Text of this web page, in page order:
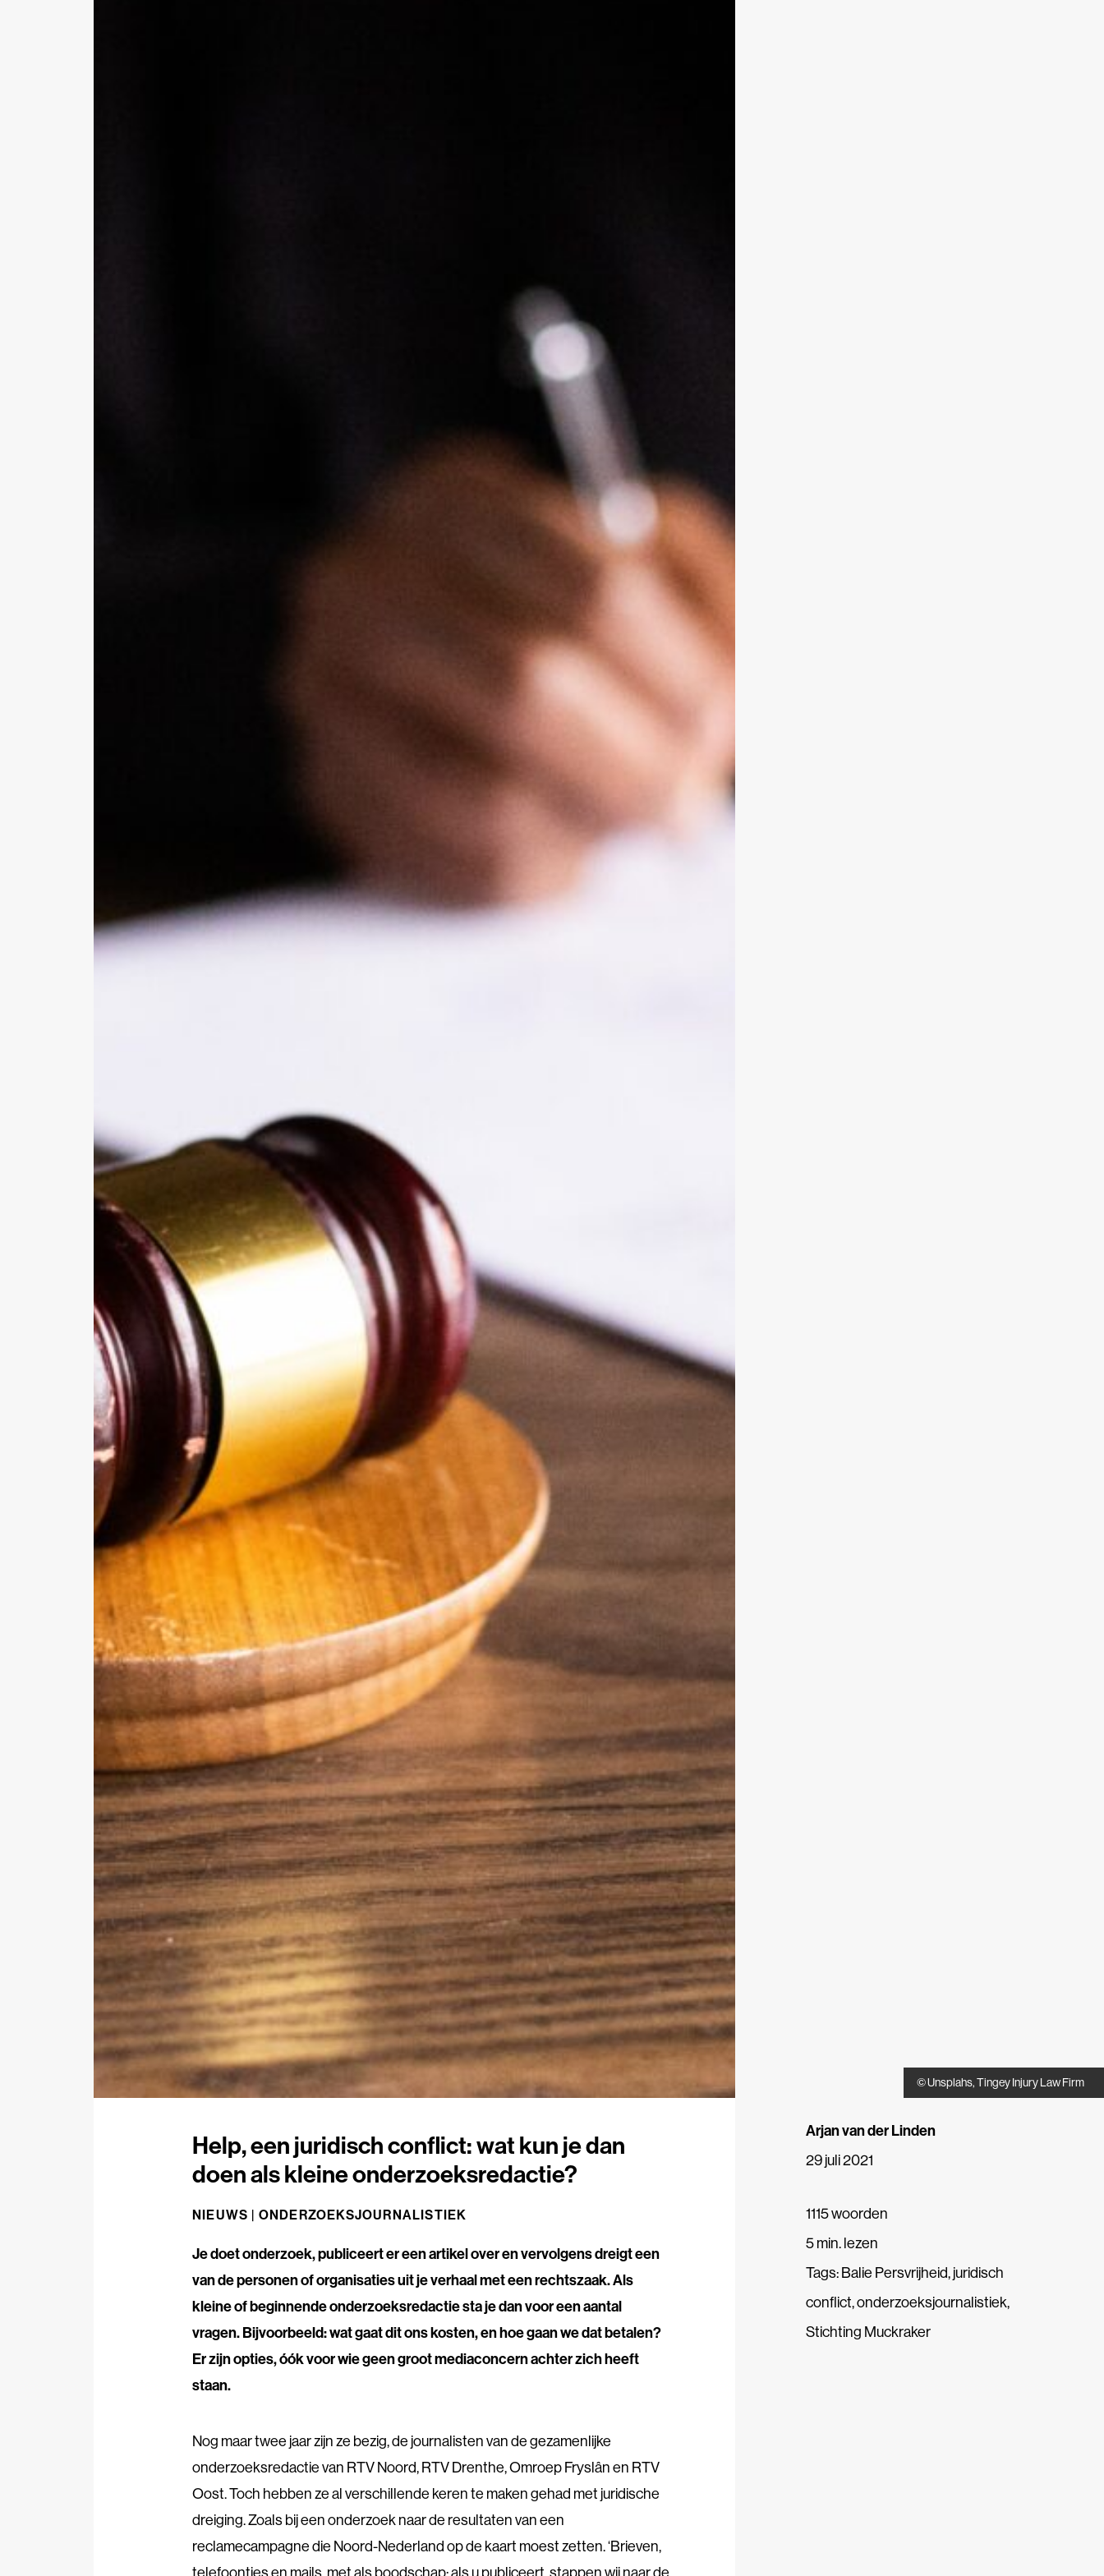
© Unsplahs, Tingey Injury Law Firm
Help, een juridisch conflict: wat kun je dan
doen als kleine onderzoeksredactie?
NIEUWS | ONDERZOEKSJOURNALISTIEK
Je doet onderzoek, publiceert er een artikel over en vervolgens dreigt een
van de personen of organisaties uit je verhaal met een rechtszaak. Als
kleine of beginnende onderzoeksredactie sta je dan voor een aantal
vragen. Bijvoorbeeld: wat gaat dit ons kosten, en hoe gaan we dat betalen?
Er zijn opties, óók voor wie geen groot mediaconcern achter zich heeft
staan.
Nog maar twee jaar zijn ze bezig, de journalisten van de gezamenlijke
onderzoeksredactie van RTV Noord, RTV Drenthe, Omroep Fryslân en RTV
Oost. Toch hebben ze al verschillende keren te maken gehad met juridische
dreiging. Zoals bij een onderzoek naar de resultaten van een
reclamecampagne die Noord-Nederland op de kaart moest zetten. ‘Brieven,
Arjan van der Linden
29 juli 2021
1115 woorden
5 min. lezen
Tags:Balie Persvrijheid,juridisch
conflict,onderzoeksjournalistiek,
Stichting Muckraker